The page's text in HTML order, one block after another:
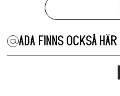
ADA FINNS OCKSÅ HÄR